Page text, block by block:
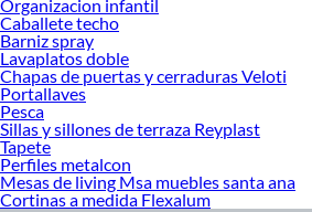
Organizacion infantil
Caballete techo
Barniz spray
Lavaplatos doble
Chapas de puertas y cerraduras Veloti
Portallaves
Pesca
Sillas y sillones de terraza Reyplast
Tapete
Perfiles metalcon
Mesas de living Msa muebles santa ana
Cortinas a medida Flexalum